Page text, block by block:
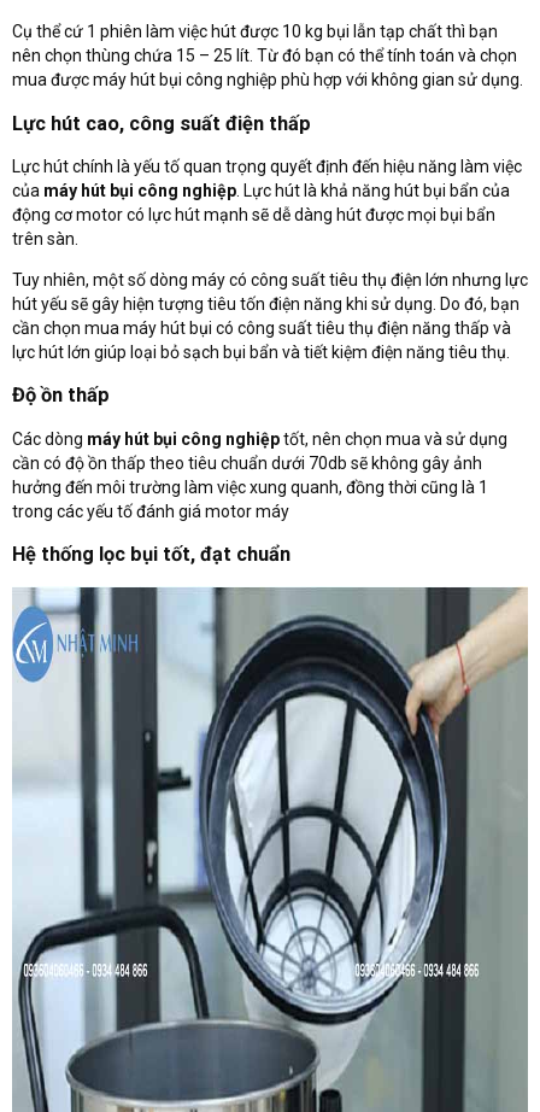
Cụ thể cứ 1 phiên làm việc hút được 10 kg bụi lẫn tạp chất thì bạn
nên chọn thùng chứa 15 – 25 lít. Từ đó bạn có thể tính toán và chọn
mua được máy hút bụi công nghiệp phù hợp với không gian sử dụng.
Lực hút cao, công suất điện thấp
Lực hút chính là yếu tố quan trọng quyết định đến hiệu năng làm việc
của máy hút bụi công nghiệp . Lực hút là khả năng hút bụi bẩn của
động cơ motor có lực hút mạnh sẽ dễ dàng hút được mọi bụi bẩn
trên sàn.
Tuy nhiên, một số dòng máy có công suất tiêu thụ điện lớn nhưng lực
hút yếu sẽ gây hiện tượng tiêu tốn điện năng khi sử dụng. Do đó, bạn
cần chọn mua máy hút bụi có công suất tiêu thụ điện năng thấp và
lực hút lớn giúp loại bỏ sạch bụi bẩn và tiết kiệm điện năng tiêu thụ.
Độ ồn thấp
Các dòng máy hút bụi công nghiệptốt, nên chọn mua và sử dụng
cần có độ ồn thấp theo tiêu chuẩn dưới 70db sẽ không gây ảnh
hưởng đến môi trường làm việc xung quanh, đồng thời cũng là 1
trong các yếu tố đánh giá motor máy
Hệ thống lọc bụi tốt, đạt chuẩn